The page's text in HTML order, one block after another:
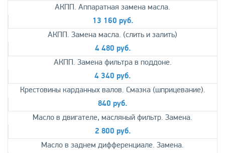
АКПП. Аппаратная замена масла.
13 160 руб.
АКПП. Замена масла. (слить и залить)
4 480 руб.
АКПП. Замена фильтра в поддоне.
4 340 руб.
Крестовины карданных валов. Смазка (шприцевание).
840 руб.
Масло в двигателе, масляный фильтр. Замена.
2 800 руб.
Масло в заднем дифференциале. Замена.